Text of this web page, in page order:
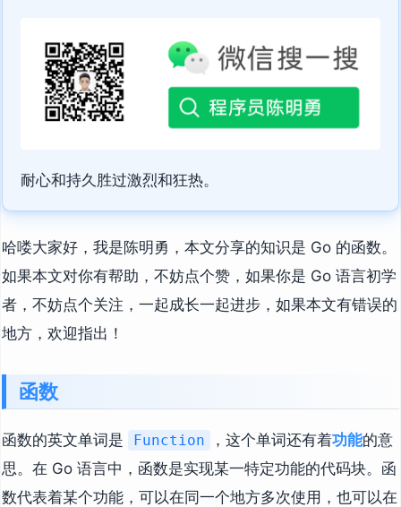
耐心和持久胜过激烈和狂热。
哈喽大家好，我是陈明勇，本文分享的知识是 Go 的函数。
如果本文对你有帮助，不妨点个赞，如果你是 Go 语言初学
者，不妨点个关注，一起成长一起进步，如果本文有错误的
地方，欢迎指出！
函数
函数的英文单词是 Function ，这个单词还有着功能的意
思。在 Go 语言中，函数是实现某一特定功能的代码块。函
数代表着某个功能，可以在同一个地方多次使用，也可以在